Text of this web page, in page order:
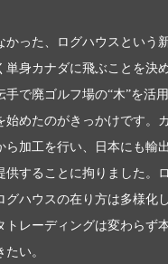
かった、ログハウスという
単身カナダに飛ぶことを決
手で廃ゴルフ場の“木”を活
始めたのがきっかけです。
ら加工を行い、日本にも輸
供することに拘りました。
グハウスの在り方は多様化
トレーディングは変わらず
い。